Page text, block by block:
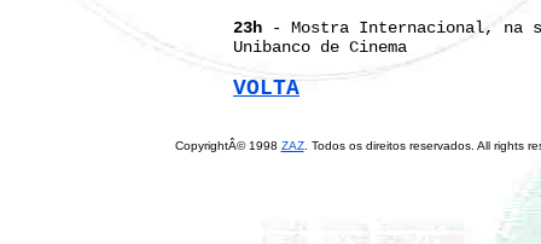
23h - Mostra Internacional, na
Unibanco de Cinema
VOLTA
CopyrightÂ© 1998 ZAZ. Todos os direitos reservados. All rights